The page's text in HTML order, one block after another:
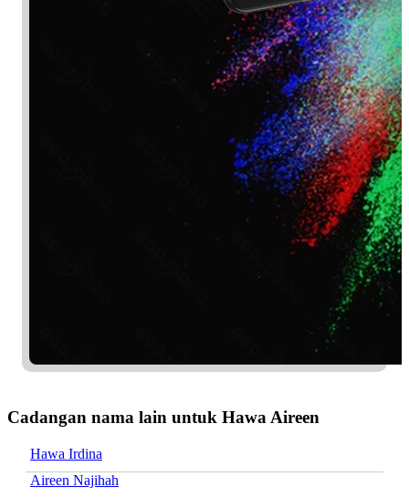
Cadangan nama lain untuk Hawa Aireen
Hawa Irdina
Aireen Najihah